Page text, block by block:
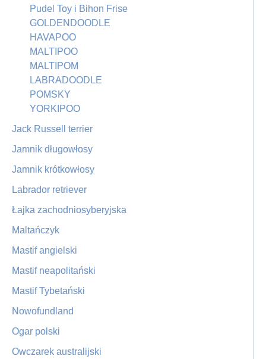
Pudel Toy i Bihon Frise
GOLDENDOODLE
HAVAPOO
MALTIPOO
MALTIPOM
LABRADOODLE
POMSKY
YORKIPOO
Jack Russell terrier
Jamnik długowłosy
Jamnik krótkowłosy
Labrador retriever
Łajka zachodniosyberyjska
Maltańczyk
Mastif angielski
Mastif neapolitański
Mastif Tybetański
Nowofundland
Ogar polski
Owczarek australijski